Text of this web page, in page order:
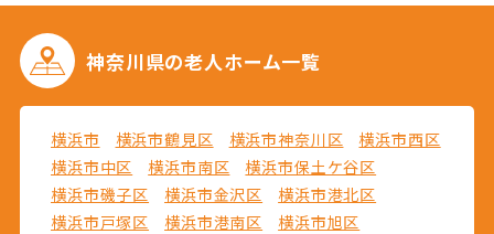
神奈川県の老人ホーム一覧
横浜市 横浜市鶴見区 横浜市神奈川区
横浜市西区
横浜市中区
横浜市南区
横浜市保土ケ谷区
横浜市磯子区
横浜市金沢区
横浜市港北区
横浜市戸塚区
横浜市港南区
横浜市旭区